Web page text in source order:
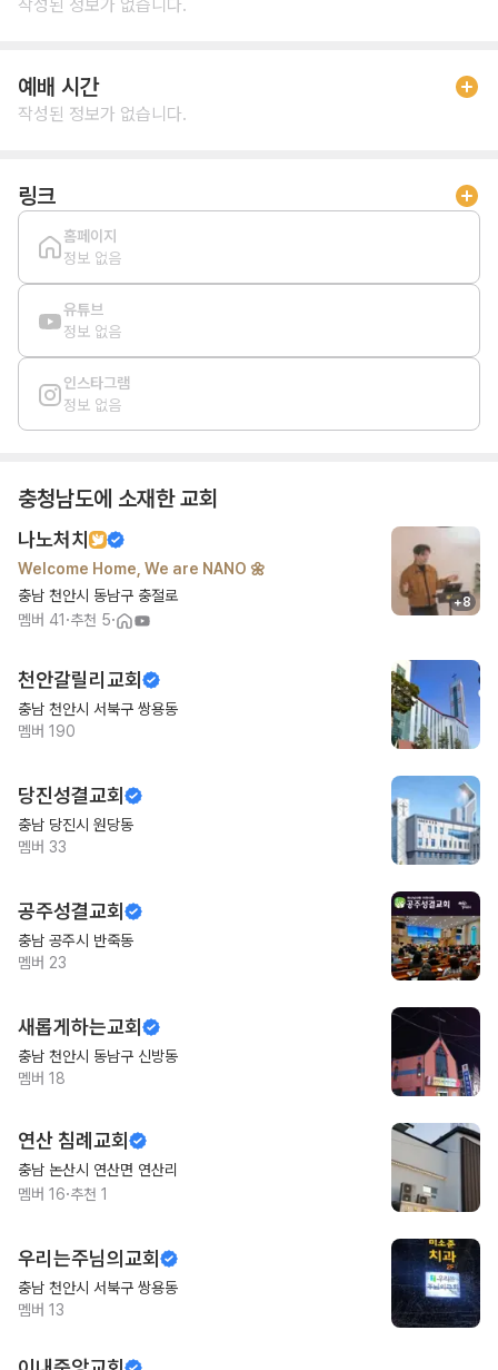
작성된 정보가 없습니다.
예배 시간
작성된 정보가 없습니다.
링크
홈페이지
정보 없음
유튜브
정보 없음
인스타그램
정보 없음
충청남도에 소재한 교회
나노처치
Welcome Home, We are NANO 🌼
충남 천안시 동남구 충절로
멤버 41 ·추천 5·
+8
천안갈릴리교회
충남 천안시 서북구 쌍용동
멤버 190
당진성결교회
충남 당진시 원당동
멤버 33
공주성결교회
충남 공주시 반죽동
멤버 23
새롭게하는교회
충남 천안시 동남구 신방동
멤버 18
연산 침례교회
충남 논산시 연산면 연산리
멤버 16·추천 1
우리는주님의교회
충남 천안시 서북구 쌍용동
멤버 13